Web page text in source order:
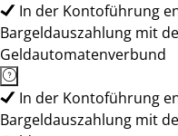
In der Kontoführung
Bargeldauszahlung mit
Geldautomatenverbund
In der Kontoführung
Bargeldauszahlung mit